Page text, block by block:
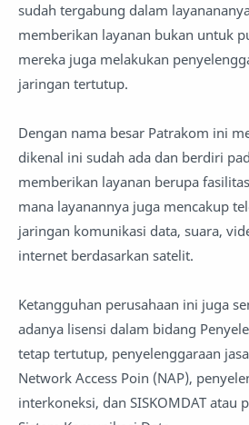
sudah tergabung dalam
memberikan layanan bukan untuk
mereka juga melakukan
jaringan tertutup.
Dengan nama besar Patrakom ini
dikenal ini sudah ada dan berdiri
memberikan layanan berupa
mana layanannya juga mencakup
jaringan komunikasi data, suara,
internet berdasarkan satelit.
Ketangguhan perusahaan ini juga
adanya lisensi dalam bidang
tetap tertutup, penyelenggaraan
Network Access Poin (NAP),
interkoneksi, dan SISKOMDAT atau